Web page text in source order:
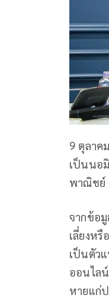
9 ตุลาค
เป็นนอ
พาณิชย์
จากข้อ
เลี่ยงห
เป็นตัว
ออนไล
หายแก่